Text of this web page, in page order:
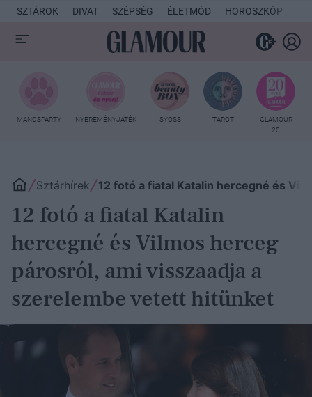
SZTÁROK DIVAT SZÉPSÉG ÉLETMÓD HOROSZKÓP
MANCSPARTY NYEREMÉNYJÁTÉK SYOSS TAROT
GLAMOUR
20
Sztárhírek 12 fotó a fiatal Katalin hercegné és
12 fotó a fiatal Katalin
hercegné és Vilmos herceg
párosról, ami visszaadja a
szerelembe vetett hitünket